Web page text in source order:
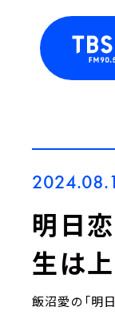
明日
生は
飯沼愛の「明